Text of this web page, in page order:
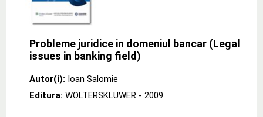
Probleme juridice in domeniul bancar (Legal
issues in banking field)
Autor(i): Ioan Salomie
Editura: WOLTERSKLUWER - 2009